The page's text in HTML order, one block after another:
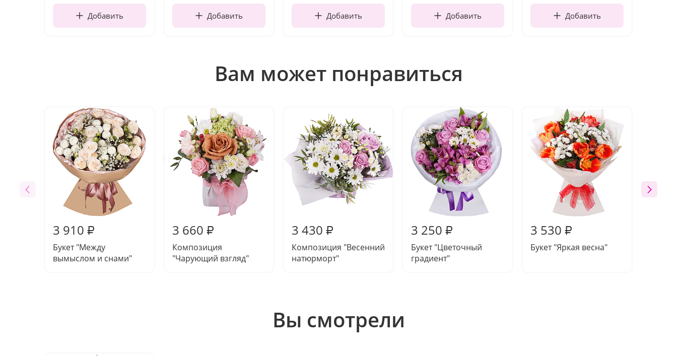
Добавить Добавить Добавить Добавить Добавить
Вам может понравиться
3 910 ₽
Букет "Между
вымыслом и снами"
3 660 ₽
Композиция
"Чарующий взгляд"
3 430 ₽
Композиция "Весенний
натюрморт"
3 250 ₽
Букет "Цветочный
градиент"
3 530 ₽
Букет "Яркая весна"
Вы смотрели